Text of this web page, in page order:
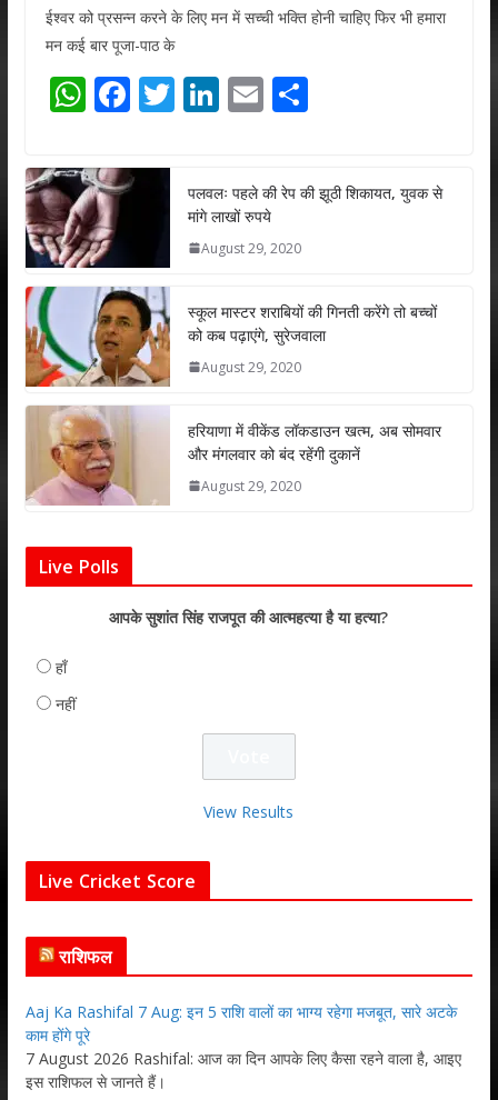
ईश्वर को प्रसन्न करने के लिए मन में सच्ची भक्ति होनी चाहिए फिर भी हमारा
मन कई बार पूजा-पाठ के
W
at
s
A
p
p
F
e
b
o
k
T
er
Li
e
dI
n
E
l
S
e
पलवलः पहले की रेप की झूठी शिकायत, युवक से
मांगे लाखों रुपये
August 29, 2020
स्कूल मास्टर शराबियों की गिनती करेंगे तो बच्चों
को कब पढ़ाएंगे, सुरेजवाला
August 29, 2020
हरियाणा में वीकेंड लॉकडाउन खत्म, अब सोमवार
और मंगलवार को बंद रहेंगी दुकानें
August 29, 2020
Live Polls
आपके सुशांत सिंह राजपूत की आत्महत्या है या हत्या?
हाँ
नहीं
View Results
Live Cricket Score
राशिफल
Aaj Ka Rashifal 7 Aug: इन 5 राशि वालों का भाग्य रहेगा मजबूत, सारे अटके
काम होंगे पूरे
7 August 2026 Rashifal: आज का दिन आपके लिए कैसा रहने वाला है, आइए
इस राशिफल से जानते हैं।